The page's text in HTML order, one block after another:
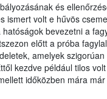
és
ismert volt e hűvös
bevezetni a
előtt a próba
amelyek szigorúan
kezdve például tilos
időközben mára